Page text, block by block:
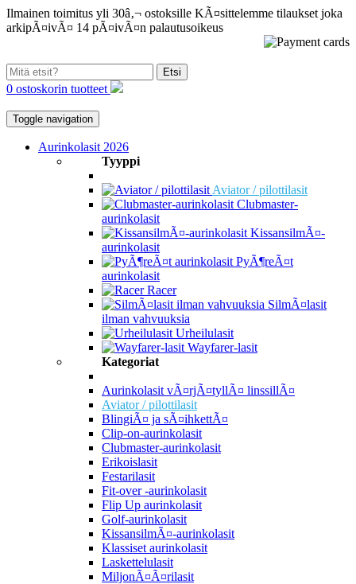
Ilmainen toimitus yli 30â‚¬ ostoksille KÃ¤sittelemme tilaukset joka
arkipÃ¤ivÃ¤ 14 pÃ¤ivÃ¤n palautusoikeus
Etsi
0 ostoskorin tuotteet
Toggle navigation
Aurinkolasit 2026
Tyyppi
Aviator / pilottilasit
Clubmaster-
aurinkolasit
KissansilmÃ¤-
aurinkolasit
PyÃ¶reÃ¤t
aurinkolasit
Racer
SilmÃ¤lasit
ilman vahvuuksia
Urheilulasit
Wayfarer-lasit
Kategoriat
Aurinkolasit vÃ¤rjÃ¤tyllÃ¤ linssillÃ¤
Aviator / pilottilasit
BlingiÃ¤ ja sÃ¤ihkettÃ¤
Clip-on-aurinkolasit
Clubmaster-aurinkolasit
Erikoislasit
Festarilasit
Fit-over -aurinkolasit
Flip Up aurinkolasit
Golf-aurinkolasit
KissansilmÃ¤-aurinkolasit
Klassiset aurinkolasit
Laskettelulasit
MiljonÃ¤Ã¤rilasit